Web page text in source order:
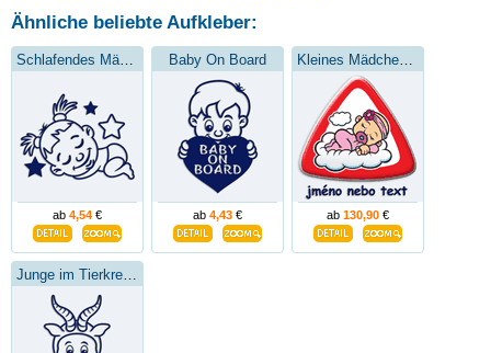
Ähnliche beliebte Aufkleber:
ab 4,54 €
Baby On Board
ab 4,43 € ab 130,90 €